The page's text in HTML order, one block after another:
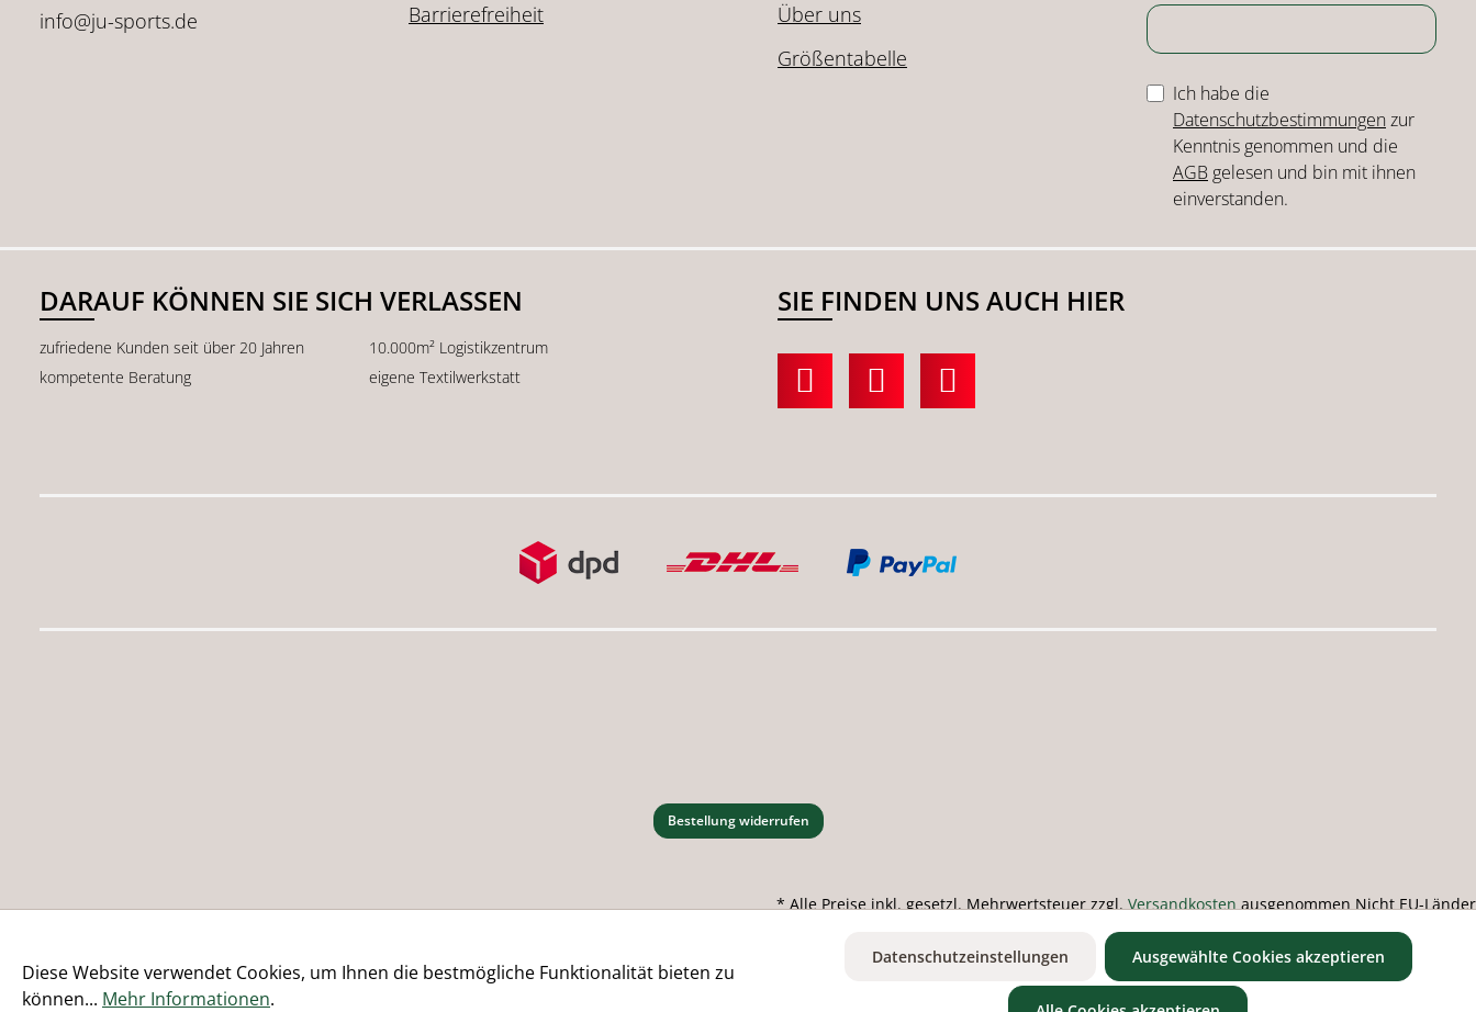
info@ju-sports.de
Barrierefreiheit
Über uns
Größentabelle
Ich habe die
Datenschutzbestimmungenzur
Kenntnis genommen und die
AGB gelesen und bin mit ihnen
einverstanden.
DARAUF KÖNNEN SIE SICH VERLASSEN
zufriedene Kunden seit über 20 Jahren
10.000m² Logistikzentrum
kompetente Beratung
eigene Textilwerkstatt
SIE FINDEN UNS AUCH HIER
Bestellung widerrufen
* Alle Preise inkl. gesetzl. Mehrwertsteuer zzgl. Versandkosten ausgenommen Nicht EU-Länder
Diese Website verwendet Cookies, um Ihnen die bestmögliche Funktionalität bieten zu
können... Mehr Informationen.
Datenschutzeinstellungen Ausgewählte Cookies akzeptieren